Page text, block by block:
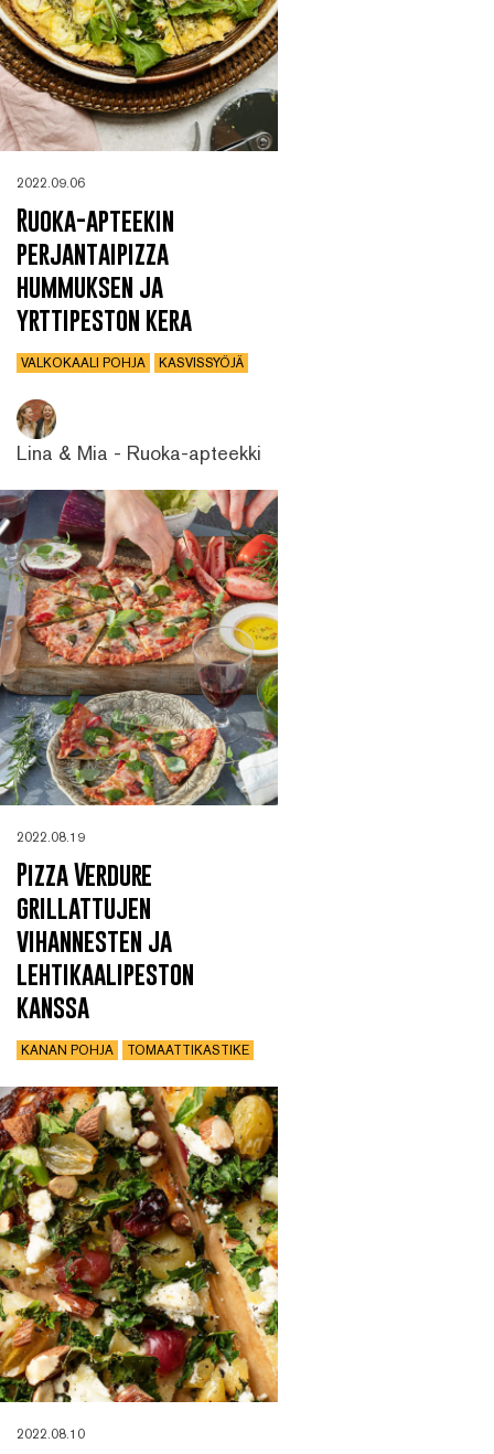
2022.09.06
Ruoka-apteekin
perjantaipizza
hummuksen ja
yrttipeston kera
VALKOKAALI POHJA KASVISSYÖJÄ
Lina & Mia - Ruoka-apteekki
2022.08.19
Pizza Verdure
grillattujen
vihannesten ja
lehtikaalipeston
kanssa
KANAN POHJA TOMAATTIKASTIKE
2022.08.10